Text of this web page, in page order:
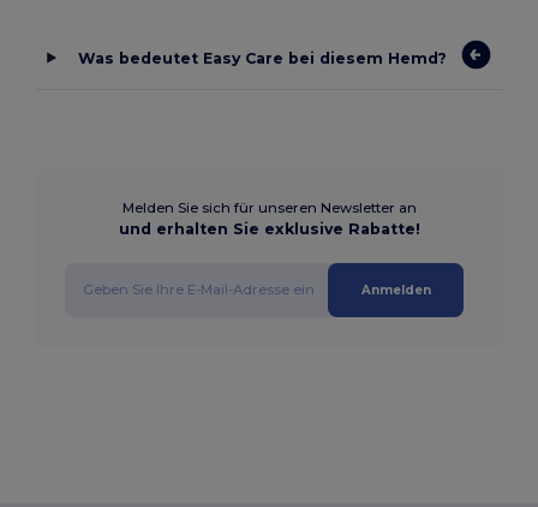
Was bedeutet Easy Care bei diesem Hemd?
Melden Sie sich für unseren Newsletter an
und erhalten Sie exklusive Rabatte!
Anmelden